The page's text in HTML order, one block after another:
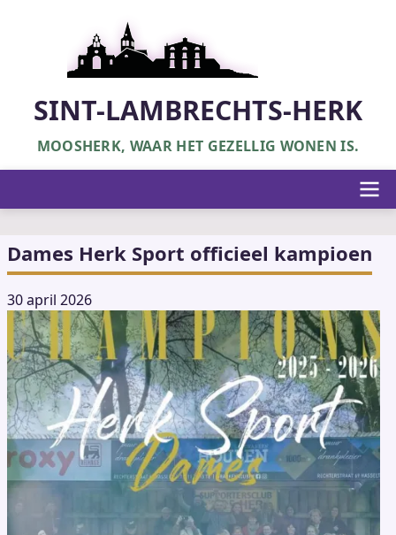
SINT-LAMBRECHTS-HERK
MOOSHERK, WAAR HET GEZELLIG WONEN IS.
Dames Herk Sport officieel kampioen
30 april 2026